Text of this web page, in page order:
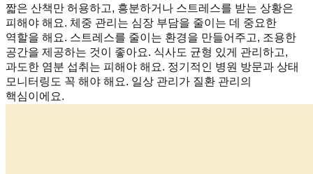
짧은 산책만 허용하고, 흥분하거나 스트레스를 받는 상황은
피해야 해요. 체중 관리는 심장 부담을 줄이는 데 중요한
역할을 해요. 스트레스를 줄이는 환경을 만들어주고, 조용한
공간을 제공하는 것이 좋아요. 식사도 균형 있게 관리하고,
과도한 염분 섭취는 피해야 해요. 정기적인 병원 방문과 상태
모니터링도 꼭 해야 해요. 일상 관리가 질환 관리의
핵심이에요.